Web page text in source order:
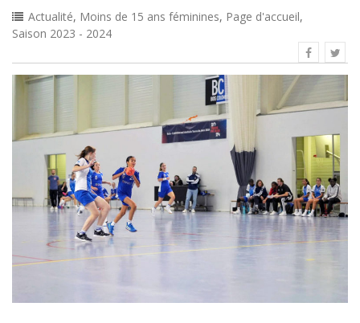
Actualité, Moins de 15 ans féminines, Page d'accueil,
Saison 2023 - 2024